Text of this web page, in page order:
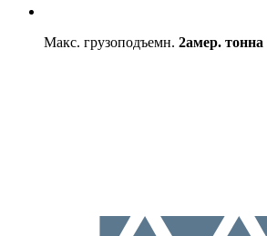
Макс. грузоподъемн. 2амер. тонна